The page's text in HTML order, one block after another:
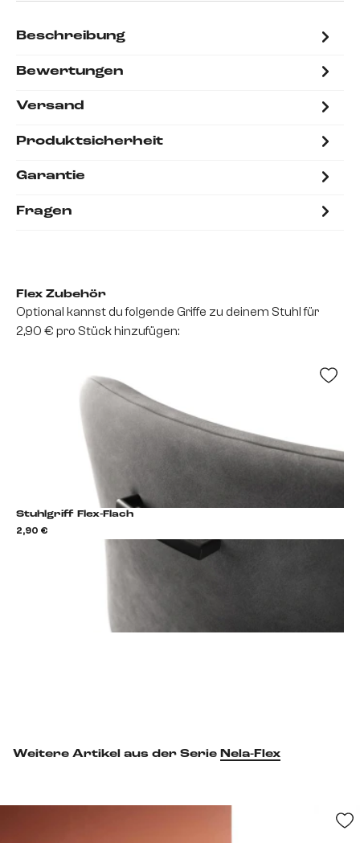
Beschreibung
Bewertungen
Versand
Produktsicherheit
Garantie
Fragen
Flex Zubehör
Optional kannst du folgende Griffe zu deinem Stuhl für
2,90 € pro Stück hinzufügen:
Stuhlgriff Flex-Flach
2,90 €
Stuhlgriff hinzufügen
Weitere Artikel aus der Serie Nela-Flex